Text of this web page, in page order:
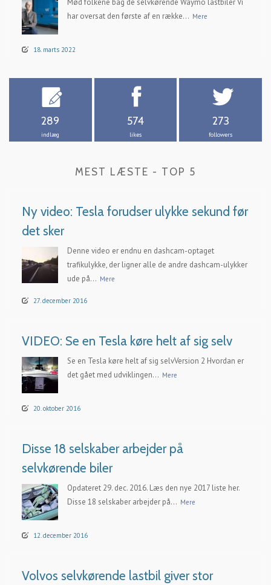
Mød folkene bag de selvkørende Waymo lastbiler Vi
har oversat den første af en række... Mere
18. marts 2022
289
indlæg
574
likes
273
followers
MEST LÆSTE - TOP 5
Ny video: Tesla forudser ulykke sekund før
det sker
Denne video er endnu en dashcam-optaget
trafikulykke, der ligner alle de andre dashcam-ulykker
ude på... Mere
27. december 2016
VIDEO: Se en Tesla køre helt af sig selv
Se en Tesla køre helt af sig selvVersion 2 Hvordan er
det gået med udviklingen... Mere
20. oktober 2016
Disse 18 selskaber arbejder på
selvkørende biler
Opdateret 29. dec. 2016. Læs den nye 2017 liste her.
Disse 18 selskaber arbejder på... Mere
12. december 2016
Volvos selvkørende lastbil giver stor